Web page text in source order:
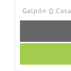
Galpón Casa